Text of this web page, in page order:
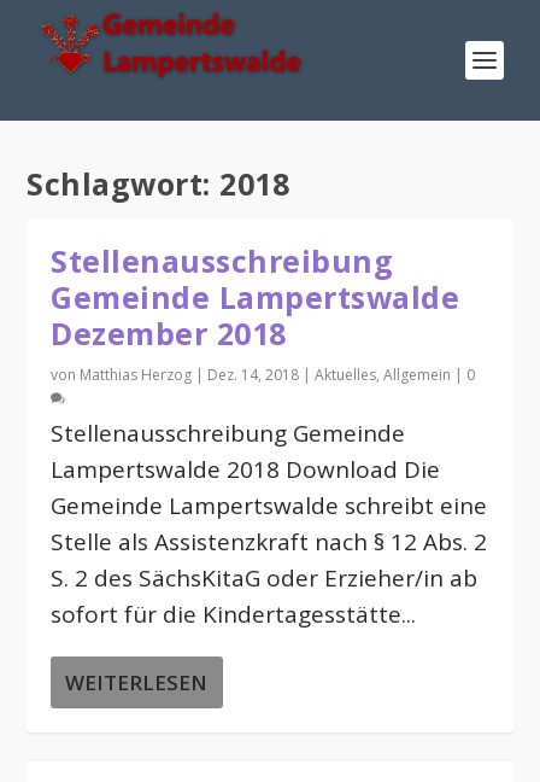
Schlagwort: 2018
Stellenausschreibung
Gemeinde Lampertswalde
Dezember 2018
von Matthias Herzog | Dez. 14, 2018 |Aktuelles,Allgemein | 0
Stellenausschreibung Gemeinde
Lampertswalde 2018 Download Die
Gemeinde Lampertswalde schreibt eine
Stelle als Assistenzkraft nach § 12 Abs. 2
S. 2 des SächsKitaG oder Erzieher/in ab
sofort für die Kindertagesstätte...
WEITERLESEN